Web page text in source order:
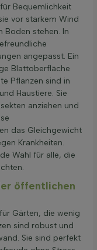
Bequemlichkeit
vor starkem Wind
Boden stehen. In
angepasst. Ein
Blattoberfläche
Pflanzen sind in
Haustiere. Sie
anziehen und
das Gleichgewicht
Krankheiten.
Wahl für alle, die
öffentlichen
Gärten, die wenig
sind robust und
Sie sind perfekt